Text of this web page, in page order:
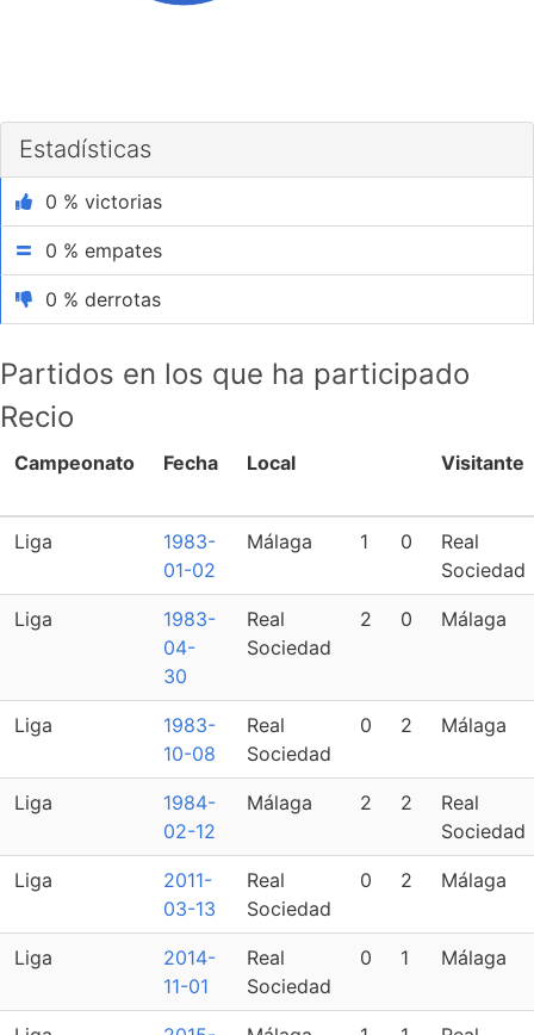
Estadísticas
0 % victorias
0 % empates
0 % derrotas
Partidos en los que ha participado
Recio
Campeonato Fecha Local Visitante
Liga
1983-
01-02
Málaga 1 0
Real
Sociedad
Liga
1983-
04-
30
Real
Sociedad
2 0 Málaga
Liga
1983-
10-08
Real
Sociedad
0 2 Málaga
Liga
1984-
02-12
Málaga 2 2
Real
Sociedad
Liga
2011-
03-13
Real
Sociedad
0 2 Málaga
Liga
2014-
11-01
Real
Sociedad
0 1 Málaga